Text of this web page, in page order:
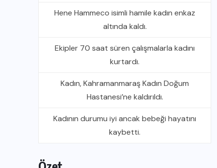
Hene Hammeco isimli hamile kadın enkaz
altında kaldı.
Ekipler 70 saat süren çalışmalarla kadını
kurtardı.
Kadın, Kahramanmaraş Kadın Doğum
Hastanesi’ne kaldırıldı.
Kadının durumu iyi ancak bebeği hayatını
kaybetti.